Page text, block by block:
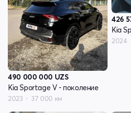
490 000 000 UZS
Kia Sportage V - поколение
2023 37 000 км
426
Kia
2024